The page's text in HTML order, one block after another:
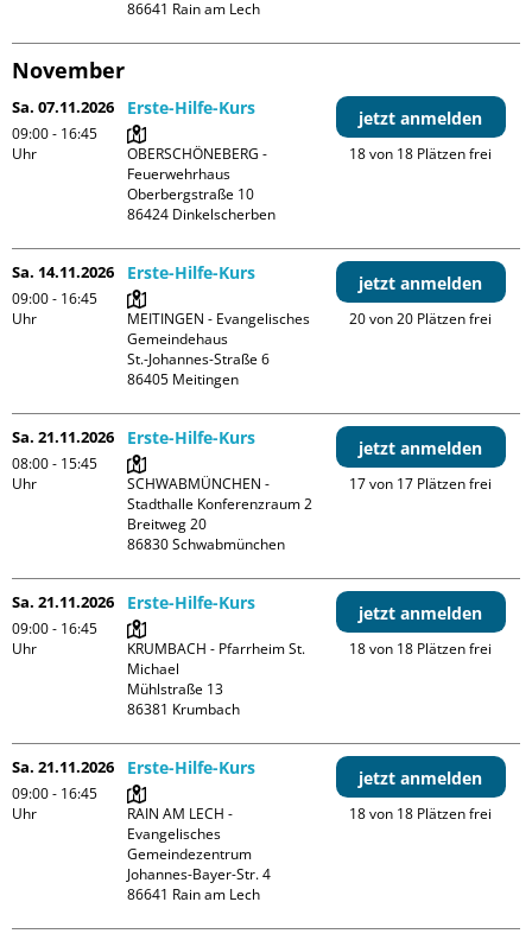
November
Sa. 07.11.2026
09:00 - 16:45
Uhr
Erste-Hilfe-Kurs
OBERSCHÖNEBERG -
Feuerwehrhaus
Oberbergstraße 10
jetzt anmelden
18 von 18 Plätzen frei
Sa. 14.11.2026
09:00 - 16:45
Uhr
Erste-Hilfe-Kurs
MEITINGEN - Evangelisches
Gemeindehaus
St.-Johannes-Straße 6
jetzt anmelden
20 von 20 Plätzen frei
Sa. 21.11.2026
08:00 - 15:45
Uhr
Erste-Hilfe-Kurs
SCHWABMÜNCHEN -
Stadthalle Konferenzraum 2
Breitweg 20
jetzt anmelden
17 von 17 Plätzen frei
Sa. 21.11.2026
09:00 - 16:45
Uhr
Erste-Hilfe-Kurs
KRUMBACH - Pfarrheim St.
Michael
Mühlstraße 13
jetzt anmelden
18 von 18 Plätzen frei
Sa. 21.11.2026
09:00 - 16:45
Uhr
Erste-Hilfe-Kurs
RAIN AM LECH -
Evangelisches
Gemeindezentrum
Johannes-Bayer-Str. 4
jetzt anmelden
18 von 18 Plätzen frei